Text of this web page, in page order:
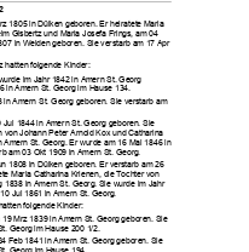


















